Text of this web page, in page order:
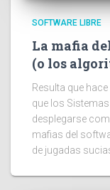
SOFTWARE LIBRE
La mafia
(o los
Resulta que
que los
desplegarse
mafias del
de jugadas